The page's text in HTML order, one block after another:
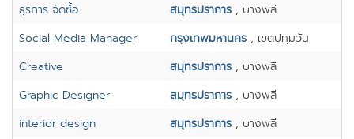
ธุรการ จัดซื้อ
สมุทรปราการ , บางพลี
Social Media Manager
กรุงเทพมหานคร , เขตปทุมวัน
Creative
สมุทรปราการ , บางพลี
Graphic Designer
สมุทรปราการ , บางพลี
interior design
สมุทรปราการ , บางพลี